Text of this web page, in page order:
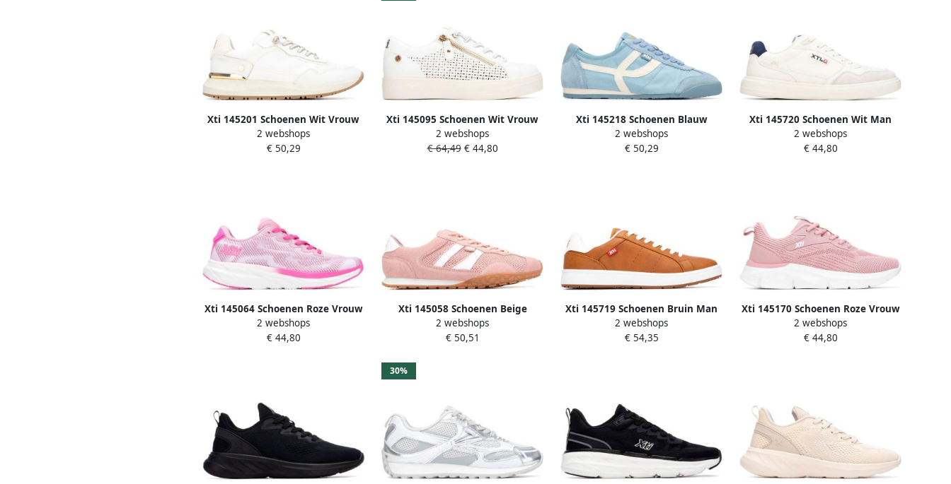
Xti 145201 Schoenen Wit Vrouw
2 webshops
€ 50,29
Xti 145095 Schoenen Wit Vrouw
2 webshops
€ 64,49€ 44,80
Xti 145218 Schoenen Blauw
Vrouw
2 webshops
€ 50,29
Xti 145720 Schoenen Wit Man
2 webshops
€ 44,80
Xti 145064 Schoenen Roze Vrouw
2 webshops
€ 44,80
Xti 145058 Schoenen Beige
Vrouw
2 webshops
€ 50,51
Xti 145719 Schoenen Bruin Man
2 webshops
€ 54,35
Xti 145170 Schoenen Roze Vrouw
2 webshops
€ 44,80
30%